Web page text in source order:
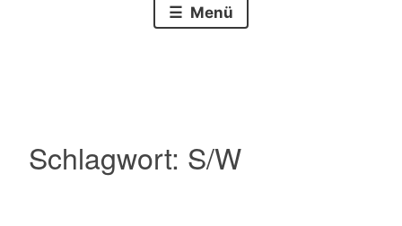
Menü
Schlagwort: S/W